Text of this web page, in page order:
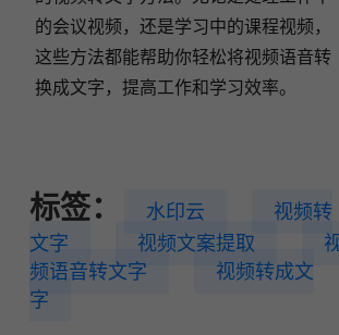
的会议视频，还是学习中的课程视频，
这些方法都能帮助你轻松将视频语音转
换成文字，提高工作和学习效率。
标签： 水印云
视频转
文字
视频文案提取
频语音转文字
视频转成文
字